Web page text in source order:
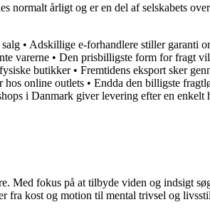
årligt og er en del af selskabets
• Adskillige e-forhandlere stiller garanti
varerne • Den prisbilligste form for fragt
butikker• Fremtidens eksport sker
hos online outlets • Endda den billigste
i Danmark giver levering efter en enkelt
Med fokus på at tilbyde viden og indsigt
fra kost og motion til mental trivsel og